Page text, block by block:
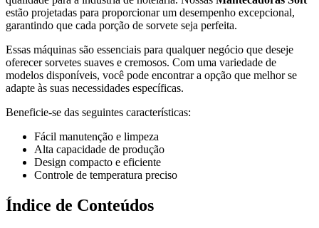
estão projetadas para proporcionar um desempenho excepcional,
garantindo que cada porção de sorvete seja perfeita.
Essas máquinas são essenciais para qualquer negócio que deseje
oferecer sorvetes suaves e cremosos. Com uma variedade de
modelos disponíveis, você pode encontrar a opção que melhor se
adapte às suas necessidades específicas.
Beneficie-se das seguintes características:
Fácil manutenção e limpeza
Alta capacidade de produção
Design compacto e eficiente
Controle de temperatura preciso
Índice de Conteúdos